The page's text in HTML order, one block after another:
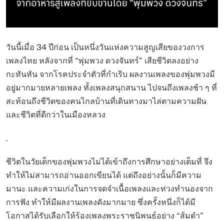
วันนี้เมื่อ 34 ปีก่อน เป็นหนึ่งวันแห่งความสูญเสียของวงการ
เพลงไทย หลังจากที่ “พุ่มพวง ดวงจันทร์” เสียชีวิตลงอย่าง
กะทันหัน จากโรคประจำตัวที่กำเริบ ผลงานเพลงของพุ่มพวงมี
อยู่มากมายหลายเพลง ทั้งเพลงสนุกสนาน ไปจนถึงเพลงช้า ๆ ที่
สะท้อนถึงชีวิตของคนไกลบ้านที่เดินทางมาไล่ตามความฝัน
และชีวิตที่ดีกว่าในเมืองหลวง
.
ชีวิตในวัยเด็กของพุ่มพวงไม่ได้เข้าถึงการศึกษาอย่างเต็มที่ จึง
ทำให้ไม่สามารถอ่านออกเขียนได้ แต่ถึงอย่างนั้นก็มีความ
มานะ และความเก่งในการจดจำเนื้อเพลงและท่วงทำนองจาก
การฟัง ทำให้มีผลงานเพลงดังมากมาย ซึ่งครั้งหนึ่งก็ได้มี
โอกาสได้รับเลือกให้ร้องเพลงพระราชนิพนธ์อย่าง “ส้มตำ”